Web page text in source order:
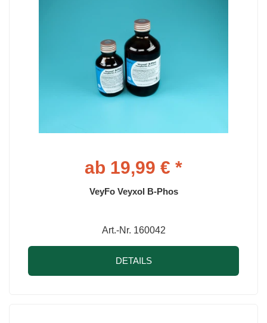
ab 19,99 € *
VeyFo Veyxol B-Phos
Art.-Nr. 160042
DETAILS